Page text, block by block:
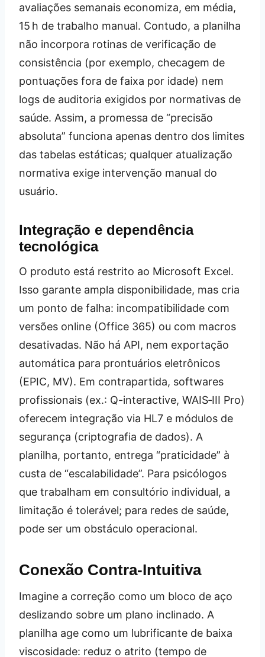
avaliações semanais economiza, em média,
15 h de trabalho manual. Contudo, a planilha
não incorpora rotinas de verificação de
consistência (por exemplo, checagem de
pontuações fora de faixa por idade) nem
logs de auditoria exigidos por normativas de
saúde. Assim, a promessa de “precisão
absoluta” funciona apenas dentro dos limites
das tabelas estáticas; qualquer atualização
normativa exige intervenção manual do
usuário.
Integração e dependência
tecnológica
O produto está restrito ao Microsoft Excel.
Isso garante ampla disponibilidade, mas cria
um ponto de falha: incompatibilidade com
versões online (Office 365) ou com macros
desativadas. Não há API, nem exportação
automática para prontuários eletrônicos
(EPIC, MV). Em contrapartida, softwares
profissionais (ex.: Q-interactive, WAIS‑III Pro)
oferecem integração via HL7 e módulos de
segurança (criptografia de dados). A
planilha, portanto, entrega “praticidade” à
custa de “escalabilidade”. Para psicólogos
que trabalham em consultório individual, a
limitação é tolerável; para redes de saúde,
pode ser um obstáculo operacional.
Conexão Contra‑Intuitiva
Imagine a correção como um bloco de aço
deslizando sobre um plano inclinado. A
planilha age como um lubrificante de baixa
viscosidade: reduz o atrito (tempo de